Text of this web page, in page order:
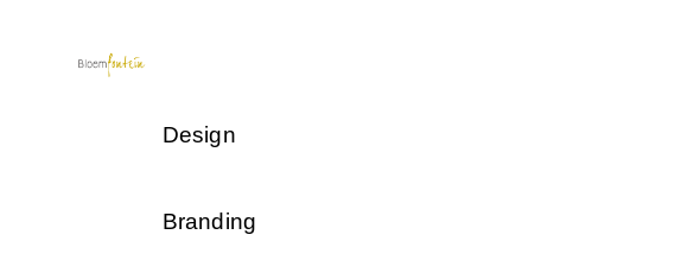
Design
Branding